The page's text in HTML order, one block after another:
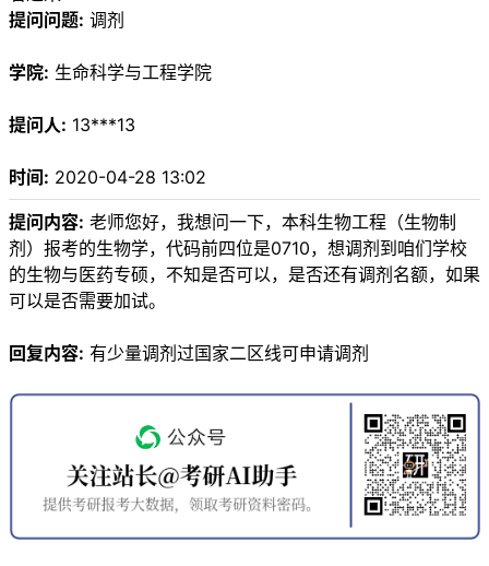
提问问题: 调剂
学院: 生命科学与工程学院
提问人: 13***13
时间: 2020-04-28 13:02
提问内容: 老师您好，我想问一下，本科生物工程（生物制
剂）报考的生物学，代码前四位是0710，想调剂到咱们学校
的生物与医药专硕，不知是否可以，是否还有调剂名额，如果
可以是否需要加试。
回复内容: 有少量调剂过国家二区线可申请调剂